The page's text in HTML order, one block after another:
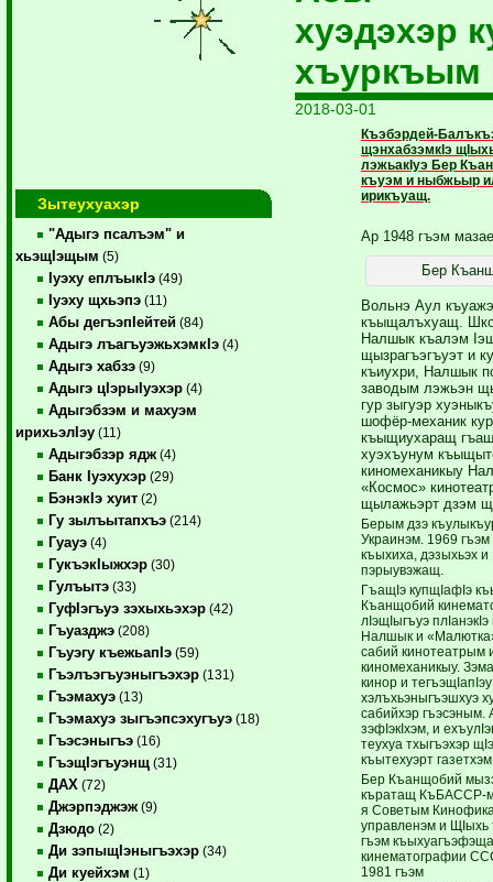
Зытеухуахэр
"Адыгэ псалъэм" и
хьэщIэщым (5)
Iуэху еплъыкIэ (49)
Iуэху щхьэпэ (11)
Абы дегъэпIейтей (84)
Адыгэ лъагъуэжьхэмкIэ (4)
Адыгэ хабзэ (9)
Адыгэ цIэрыIуэхэр (4)
Адыгэбзэм и махуэм
ирихьэлIэу (11)
Адыгэбзэр ядж (4)
Банк Iуэхухэр (29)
БэнэкIэ хуит (2)
Гу зылъытапхъэ (214)
Гуауэ (4)
ГукъэкIыжхэр (30)
Гулъытэ (33)
ГуфIэгъуэ зэхыхьэхэр (42)
Гъуазджэ (208)
Гъуэгу къежьапIэ (59)
Гъэлъэгъуэныгъэхэр (131)
Гъэмахуэ (13)
Гъэмахуэ зыгъэпсэхугъуэ (18)
Гъэсэныгъэ (16)
ГъэщIэгъуэнщ (31)
ДАХ (72)
Джэрпэджэж (9)
Дзюдо (2)
Ди зэпыщIэныгъэхэр (34)
Ди куейхэм (1)
хуэдэхэр
хъуркъым
2018-03-01
Къэбэрдей-
щэнхабзэмкIэ
лэжьакIуэ Бер
къуэм и ныбжьыр
ирикъуащ.
Бер
Ар 1948 гъэм
Вольнэ Аул
къыщалъхуащ.
Налшык къалэм
щызрагъэгъуэт и
къиухри, Налшык
заводым лэжьэн
гур зыгуэр
шофёр-механик
къыщиухаращ
хуэхъунум
киномеханикыу
«Космос»
щылажьэрт дзэм
Берым дзэ
Украинэм. 1969 гъэм
къыхиха, дэзыхьэх
пэрыувэжащ.
ГъащIэ купщIафIэ
Къанщобий
лIэщIыгъуэ
Налшык и
сабий
киномеханикыу.
кинор и тегъэщIапIэу
хэлъхьэныгъэшхуэ
сабийхэр гъэсэным.
зэфIэкIхэм, и
теухуа тхыгъэхэр
къытехуэрт
Бер Къанщобий
къратащ КъБАССР-
я Советым
управленэм и
гъэм
кинематографии
1981 гъэм